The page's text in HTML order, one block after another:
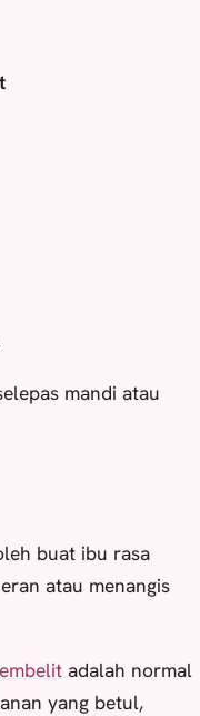
mandi atau
buat ibu rasa
atau menangis
adalah normal
yang betul,